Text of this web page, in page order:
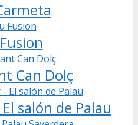
Can Dolç
salón de Palau